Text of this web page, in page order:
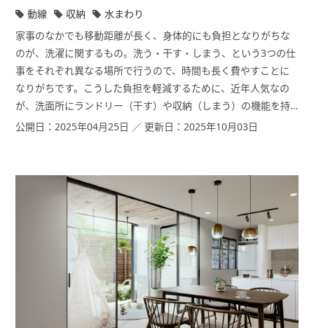
動線 収納
水まわり
家事のなかでも移動距離が長く、身体的にも負担となりがちな
のが、洗濯に関するもの。洗う・干す・しまう、という3つの仕
事をそれぞれ異なる場所で行うので、時間も長く費やすことに
なりがちです。こうした負担を軽減するために、近年人気なの
が、洗面所にランドリー（干す）や収納（しまう）の機能を持
たせたプラン。そのプランを絡めながら、家事を時短するアイ
公開日：2025年04月25日 ／ 更新日：2025年10月03日